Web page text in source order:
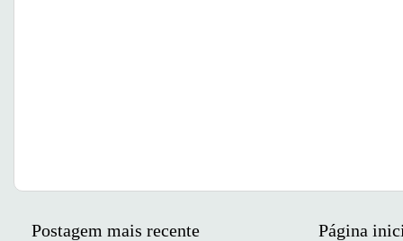
Postagem mais recente Página